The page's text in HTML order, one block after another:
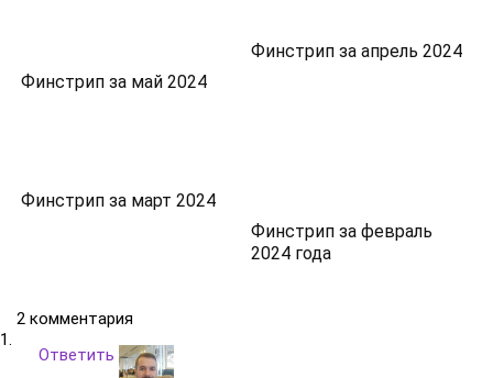
Финстрип за май 2024
Финстрип за апрель 2024
Финстрип за март 2024
Финстрип за февраль
2024 года
2 комментария
Ответить